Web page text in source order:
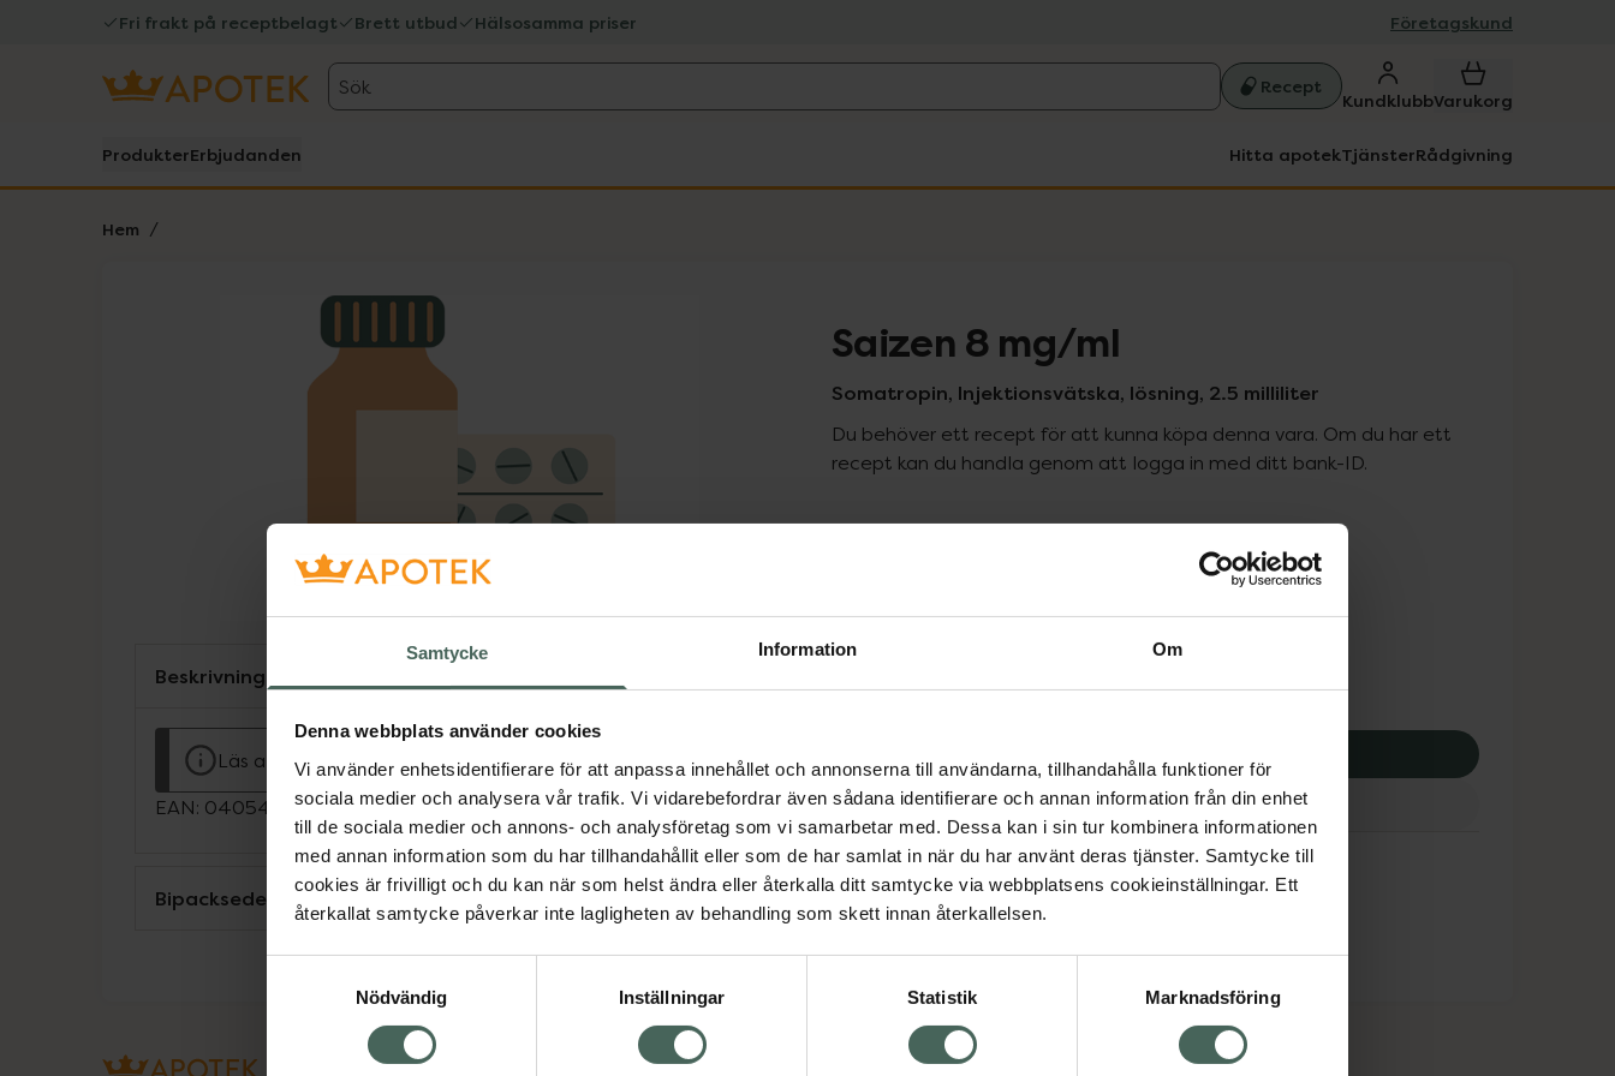
Samtycke Information Om
Denna webbplats använder cookies
Vi använder enhetsidentifierare för att anpassa innehållet och annonserna till användarna, tillhandahålla funktioner för
sociala medier och analysera vår trafik. Vi vidarebefordrar även sådana identifierare och annan information från din enhet
till de sociala medier och annons- och analysföretag som vi samarbetar med. Dessa kan i sin tur kombinera informationen
med annan information som du har tillhandahållit eller som de har samlat in när du har använt deras tjänster. Samtycke till
cookies är frivilligt och du kan när som helst ändra eller återkalla ditt samtycke via webbplatsens cookieinställningar. Ett
återkallat samtycke påverkar inte lagligheten av behandling som skett innan återkallelsen.
Nödvändig
Inställningar Statistik Marknadsföring
Fri frakt på receptbelagt Brett utbud Hälsosamma priser Företagskund
Sök Recept
KundklubbVarukorg
ProdukterErbjudanden Hitta apotekTjänsterRådgivning
Hem
Lista: . Innehåller 1 objekt. Saizen 8 mg/ml
Somatropin, Injektionsvätska, lösning, 2.5 milliliter
Du behöver ett recept för att kunna köpa denna vara. Om du har ett
recept kan du handla genom att logga in med ditt bank-ID.
Pris med recept
Högkostnadsskyddet gäller
4444,81 kr
I apotek:4444,81 kr
Köp via ditt recept
Aktuella erbjudanden
Beskrivning
Läs alltid bipacksedeln innan användning.
EAN: 04054839250316
Bipacksedel från FASS Visa
Om recept och läkemedel